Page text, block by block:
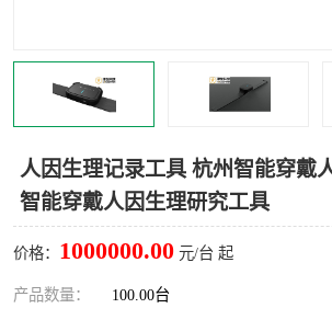
人因生理记录工具 杭州智能穿戴
智能穿戴人因生理研究工具
价格： 1000000.00 元/台 起
产品数量： 100.00台